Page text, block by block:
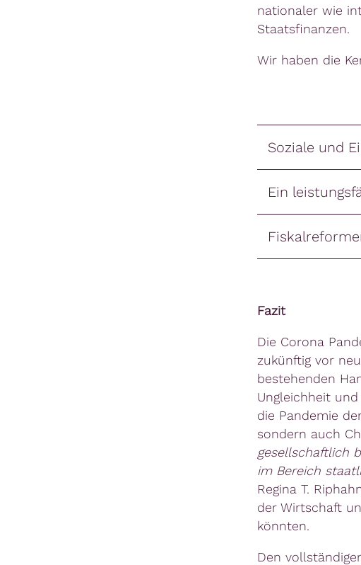
nationaler wie
Staatsfinanzen.
Wir haben die
Soziale und
Ein
Fazit
Die Corona
zukünftig vor
bestehenden
Ungleichheit
die Pandemie
sondern auch
gesellschaftlich
im Bereich
Regina T.
der Wirtschaft
könnten.
Den